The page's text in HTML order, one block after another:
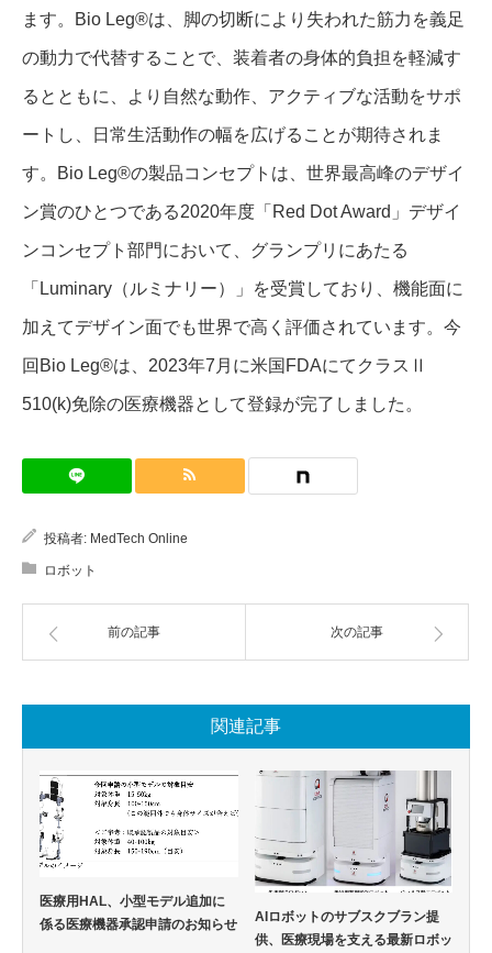
ます。Bio Leg®は、脚の切断により失われた筋力を義足
の動力で代替することで、装着者の身体的負担を軽減す
るとともに、より自然な動作、アクティブな活動をサポ
ートし、日常生活動作の幅を広げることが期待されま
す。Bio Leg®の製品コンセプトは、世界最高峰のデザイ
ン賞のひとつである2020年度「Red Dot Award」デザイ
ンコンセプト部門において、グランプリにあたる
「Luminary（ルミナリー）」を受賞しており、機能面に
加えてデザイン面でも世界で高く評価されています。今
回Bio Leg®は、2023年7月に米国FDAにてクラスⅡ
510(k)免除の医療機器として登録が完了しました。
投稿者: MedTech Online
ロボット
前の記事 次の記事
関連記事
医療用HAL、小型モデル追加に
係る医療機器承認申請のお知らせ
AIロボットのサブスクブラン提
供、医療現場を支える最新ロボッ